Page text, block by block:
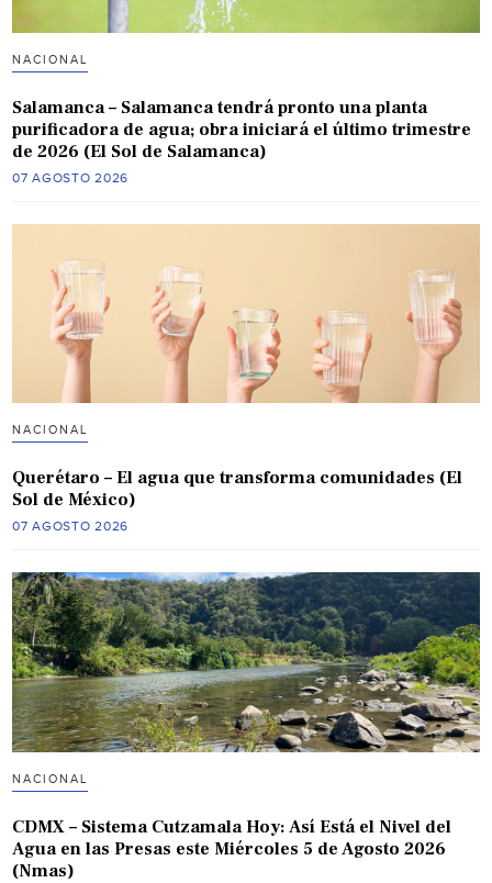
NACIONAL
Salamanca – Salamanca tendrá pronto una planta
purificadora de agua; obra iniciará el último trimestre
de 2026 (El Sol de Salamanca)
07 AGOSTO 2026
NACIONAL
Querétaro – El agua que transforma comunidades (El
Sol de México)
07 AGOSTO 2026
NACIONAL
CDMX – Sistema Cutzamala Hoy: Así Está el Nivel del
Agua en las Presas este Miércoles 5 de Agosto 2026
(Nmas)